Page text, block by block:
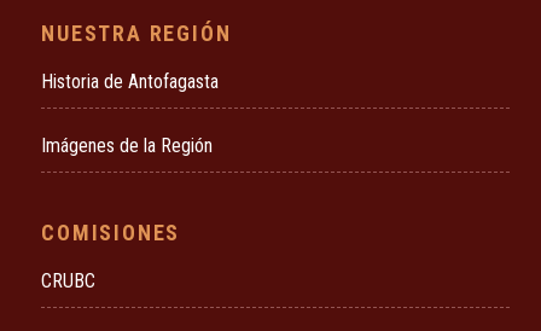
NUESTRA REGIÓN
Historia de Antofagasta
Imágenes de la Región
COMISIONES
CRUBC